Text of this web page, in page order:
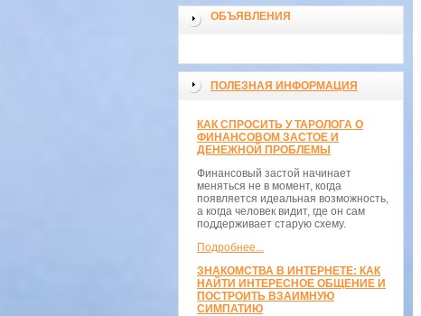
ОБЪЯВЛЕНИЯ
ПОЛЕЗНАЯ ИНФОРМАЦИЯ
КАК СПРОСИТЬ У ТАРОЛОГА О
ФИНАНСОВОМ ЗАСТОЕ И
ДЕНЕЖНОЙ ПРОБЛЕМЫ
Финансовый застой начинает
меняться не в момент, когда
появляется идеальная возможность,
а когда человек видит, где он сам
поддерживает старую схему.
Подробнее...
ЗНАКОМСТВА В ИНТЕРНЕТЕ: КАК
НАЙТИ ИНТЕРЕСНОЕ ОБЩЕНИЕ И
ПОСТРОИТЬ ВЗАИМНУЮ
СИМПАТИЮ